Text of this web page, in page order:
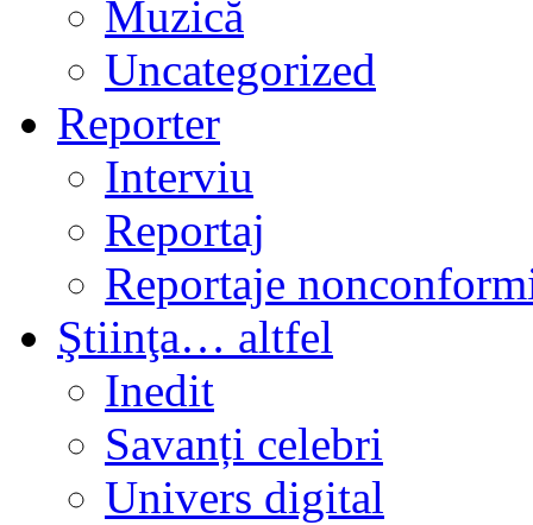
Muzică
Uncategorized
Reporter
Interviu
Reportaj
Reportaje
Ştiinţa… altfel
Inedit
Savanți celebri
Univers digital